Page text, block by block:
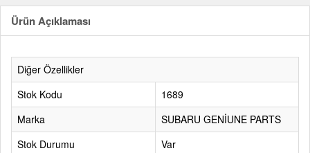
Ürün Açıklaması
Diğer Özellikler
Stok Kodu
1689
Marka
SUBARU GENİUNE PARTS
Stok Durumu
Var